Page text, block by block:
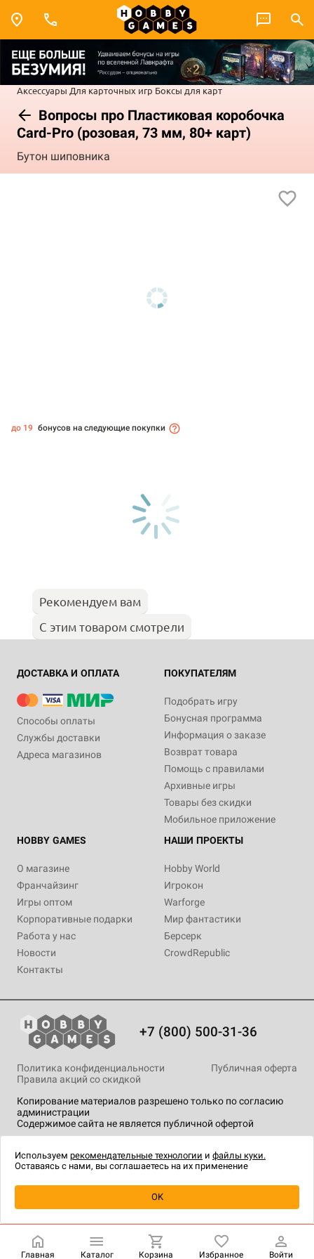
Аксессуары Для карточных игр Боксы для карт
Вопросы про Пластиковая коробочка
Card-Pro (розовая, 73 мм, 80+ карт)
Бутон шиповника
Уведомить о наличии
до 19 бонусов на следующие покупки
Рекомендуем вам
С этим товаром смотрели
ДОСТАВКА И ОПЛАТА
Способы оплаты
Службы доставки
Адреса магазинов
ПОКУПАТЕЛЯМ
Подобрать игру
Бонусная программа
Информация о заказе
Возврат товара
Помощь с правилами
Архивные игры
Товары без скидки
Мобильное приложение
HOBBY GAMES
О магазине
Франчайзинг
Игры оптом
Корпоративные подарки
Работа у нас
Новости
Контакты
НАШИ ПРОЕКТЫ
Hobby World
Игрокон
Warforge
Мир фантастики
Берсерк
CrowdRepublic
+7 (800) 500-31-36
Копирование материалов разрешено только по согласию
администрации
Содержимое сайта не является публичной офертой
Политика конфиденциальности
Публичная оферта
Правила акций со скидкой
технологии.
Главная Каталог Корзина Избранное Войти
Используем рекомендательные технологии и файлы куки.
Оставаясь с нами, вы соглашаетесь на их применение
OK